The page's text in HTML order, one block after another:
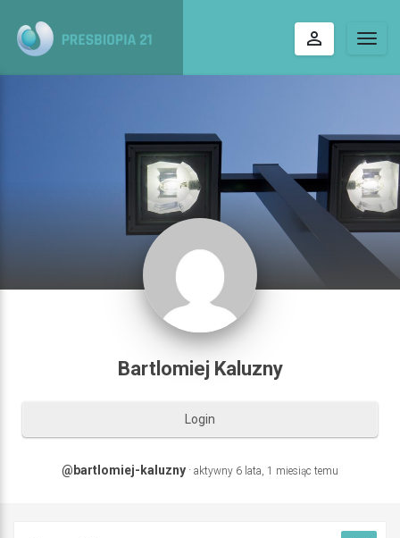
perm_identity
Bartlomiej Kaluzny
Login
@bartlomiej-kaluzny · aktywny 6 lata, 1 miesiąc temu